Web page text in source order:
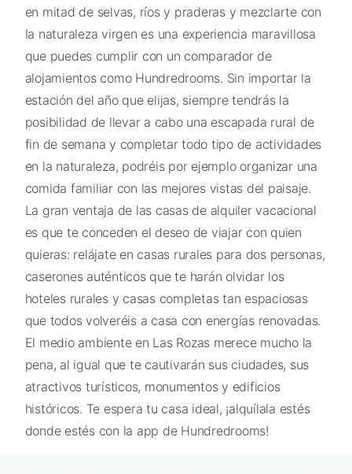
en mitad de selvas, ríos y praderas y mezclarte con
la naturaleza virgen es una experiencia maravillosa
que puedes cumplir con un comparador de
alojamientos como Hundredrooms. Sin importar la
estación del año que elijas, siempre tendrás la
posibilidad de llevar a cabo una escapada rural de
fin de semana y completar todo tipo de actividades
en la naturaleza, podréis por ejemplo organizar una
comida familiar con las mejores vistas del paisaje.
La gran ventaja de las casas de alquiler vacacional
es que te conceden el deseo de viajar con quien
quieras: relájate en casas rurales para dos personas,
caserones auténticos que te harán olvidar los
hoteles rurales y casas completas tan espaciosas
que todos volveréis a casa con energías renovadas.
El medio ambiente en Las Rozas merece mucho la
pena, al igual que te cautivarán sus ciudades, sus
atractivos turísticos, monumentos y edificios
históricos. Te espera tu casa ideal, ¡alquílala estés
donde estés con la app de Hundredrooms!